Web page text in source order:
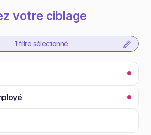
votre ciblage
1 filtre sélectionné